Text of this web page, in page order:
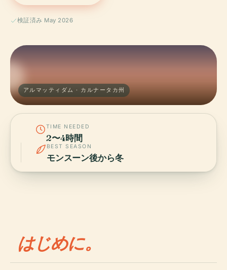
検証済み May 2026
アルマッティダム · カルナータカ州
TIME NEEDED
2〜4時間
BEST SEASON
モンスーン後から冬
はじめに。